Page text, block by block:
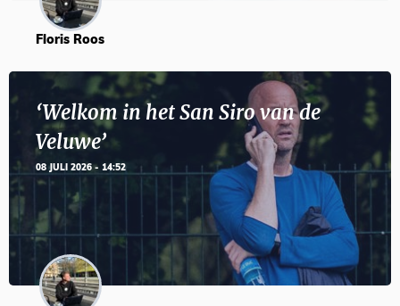
Floris Roos
‘Welkom in het San Siro van de
Veluwe’
08 JULI 2026 - 14:52